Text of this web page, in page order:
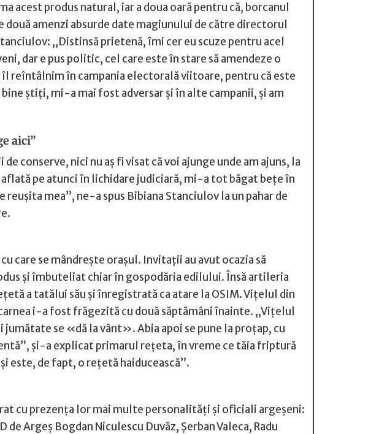
produs natural, iar a doua oară pentru că, borcanul
amenzi absurde date magiunului de către directorul
„Distinsă prietenă, îmi cer eu scuze pentru acel
dar e pus politic, cel care este în stare să amendeze o
reîntâlnim în campania electorală viitoare, pentru că este
ştiţi, mi-a mai fost adversar şi în alte campanii, şi am
aici”
conserve, nici nu aş fi visat că voi ajunge unde am ajuns, la
aflată pe atunci în lichidare judiciară, mi-a tot băgat beţe în
mea”, ne-a spus Bibiana Stanciulov la un pahar de
care se mândreşte oraşul. Invitaţii au avut ocazia să
şi îmbuteliat chiar în gospodăria edilului. Însă artileria
a tatălui său şi înregistrată ca atare la OSIM. Viţelul din
i-a fost frăgezită cu două săptămâni înainte. „Viţelul
jumătate se «dă la vânt». Abia apoi se pune la proţap, cu
şi-a explicat primarul reţeta, în vreme ce tăia friptură
este, de fapt, o reţetă haiducească”.
cu prezenţa lor mai multe personalităţi şi oficiali argeşeni:
Argeş Bogdan Niculescu Duvăz, Şerban Valeca, Radu